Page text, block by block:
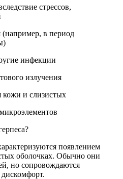
стрессов,
в период
инфекции
излучения
и слизистых
появлением
оболочках. Обычно они
но сопровождаются